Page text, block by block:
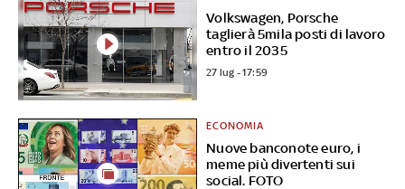
Volkswagen, Porsche
taglierà 5mila posti di lavoro
entro il 2035
27 lug - 17:59
Nuove banconote euro, i
meme più divertenti sui
social. FOTO
ECONOMIA